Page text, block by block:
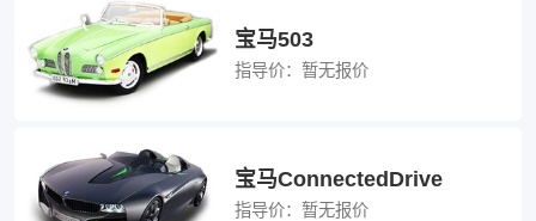
宝马503
指导价： 暂无报价
宝马ConnectedDrive
指导价： 暂无报价